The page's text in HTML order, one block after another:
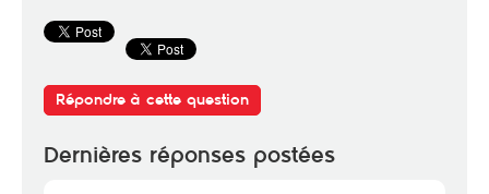
Répondre à cette question
Dernières réponses postées